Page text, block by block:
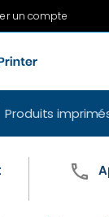
un compte
Produits